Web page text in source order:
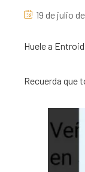
19 de julio
Huele a
Recuerda que